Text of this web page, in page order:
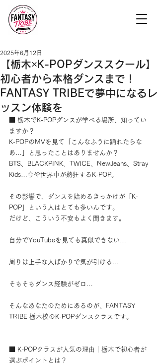
【栃木×K-POPダンススクール】
初心者から本格ダンスまで！
FANTASY TRIBEで夢中になるレ
ッスン体験を
2025年6月12日
■ 栃木でK-POPダンスが学べる場所、知ってい
ますか？
K-POPのMVを見て「こんなふうに踊れたらな
あ…」と思ったことはありませんか？
BTS、BLACKPINK、TWICE、NewJeans、Stray
Kids…今や世界中が熱狂するK-POP。
その影響で、ダンスを始めるきっかけが「K-
POP」という人はとても多いんです。
だけど、こういう不安もよく聞きます。
自分でYouTubeを見ても真似できない…
周りは上手な人ばかりで気が引ける…
そもそもダンス経験がゼロ…
そんなあなたのためにあるのが、FANTASY
TRIBE 栃木校のK-POPダンスクラスです。
■ K-POPクラスが人気の理由｜栃木で初心者が
選ぶポイントとは？